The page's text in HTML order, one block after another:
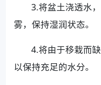
3.将盆土浇透水
雾，保持湿润状态。
4.将由于移栽而
以保持充足的水分。